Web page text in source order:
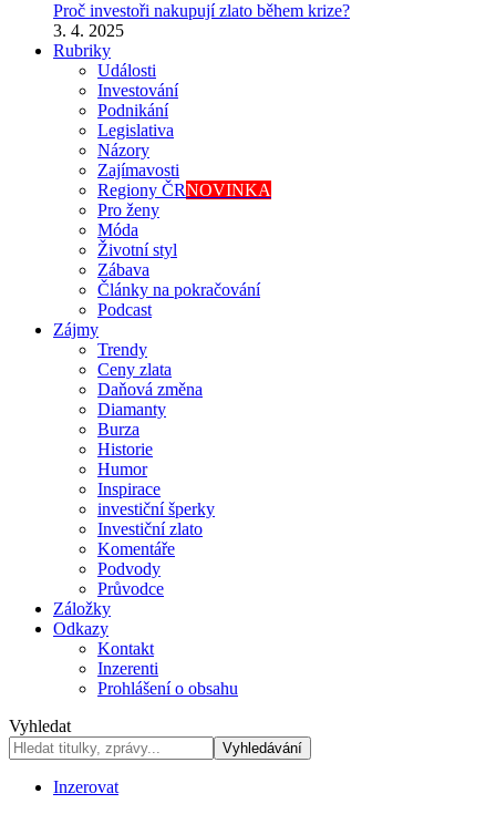
Proč investoři nakupují zlato během krize?
3. 4. 2025
Rubriky
Události
Investování
Podnikání
Legislativa
Názory
Zajímavosti
Regiony ČRNOVINKA
Pro ženy
Móda
Životní styl
Zábava
Články na pokračování
Podcast
Zájmy
Trendy
Ceny zlata
Daňová změna
Diamanty
Burza
Historie
Humor
Inspirace
investiční šperky
Investiční zlato
Komentáře
Podvody
Průvodce
Záložky
Odkazy
Kontakt
Inzerenti
Prohlášení o obsahu
Vyhledat
Inzerovat